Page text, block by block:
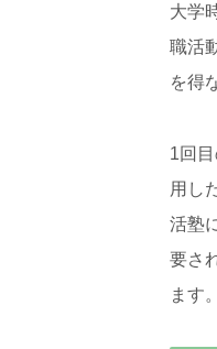
大学
職活
を得
1回
用し
活塾
要さ
ます。